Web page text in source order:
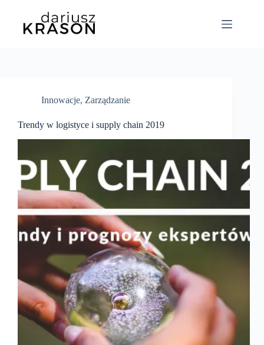
Innowacje, Zarządzanie
Trendy w logistyce i supply chain 2019